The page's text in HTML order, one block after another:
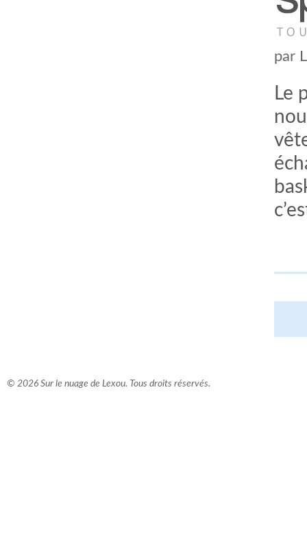
par
Le
© 2026 Sur le nuage de Lexou. Tous droits réservés.